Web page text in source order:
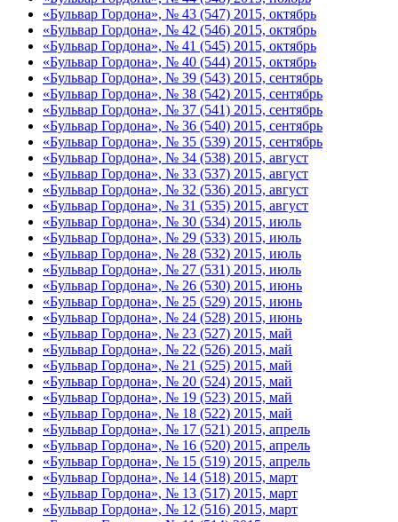
«Бульвар Гордона», № 43 (547) 2015, октябрь
«Бульвар Гордона», № 42 (546) 2015, октябрь
«Бульвар Гордона», № 41 (545) 2015, октябрь
«Бульвар Гордона», № 40 (544) 2015, октябрь
«Бульвар Гордона», № 39 (543) 2015, сентябрь
«Бульвар Гордона», № 38 (542) 2015, сентябрь
«Бульвар Гордона», № 37 (541) 2015, сентябрь
«Бульвар Гордона», № 36 (540) 2015, сентябрь
«Бульвар Гордона», № 35 (539) 2015, сентябрь
«Бульвар Гордона», № 34 (538) 2015, август
«Бульвар Гордона», № 33 (537) 2015, август
«Бульвар Гордона», № 32 (536) 2015, август
«Бульвар Гордона», № 31 (535) 2015, август
«Бульвар Гордона», № 30 (534) 2015, июль
«Бульвар Гордона», № 29 (533) 2015, июль
«Бульвар Гордона», № 28 (532) 2015, июль
«Бульвар Гордона», № 27 (531) 2015, июль
«Бульвар Гордона», № 26 (530) 2015, июнь
«Бульвар Гордона», № 25 (529) 2015, июнь
«Бульвар Гордона», № 24 (528) 2015, июнь
«Бульвар Гордона», № 23 (527) 2015, май
«Бульвар Гордона», № 22 (526) 2015, май
«Бульвар Гордона», № 21 (525) 2015, май
«Бульвар Гордона», № 20 (524) 2015, май
«Бульвар Гордона», № 19 (523) 2015, май
«Бульвар Гордона», № 18 (522) 2015, май
«Бульвар Гордона», № 17 (521) 2015, апрель
«Бульвар Гордона», № 16 (520) 2015, апрель
«Бульвар Гордона», № 15 (519) 2015, апрель
«Бульвар Гордона», № 14 (518) 2015, март
«Бульвар Гордона», № 13 (517) 2015, март
«Бульвар Гордона», № 12 (516) 2015, март